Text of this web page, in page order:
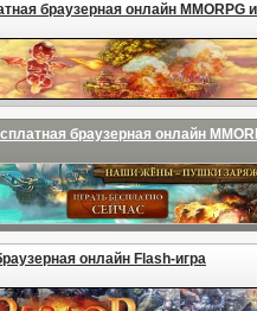
браузерная онлайн MMORPG
браузерная онлайн
онлайн Flash-игра